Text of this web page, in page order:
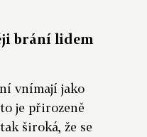
brání lidem
vnímají jako
je přirozeně
široká, že se